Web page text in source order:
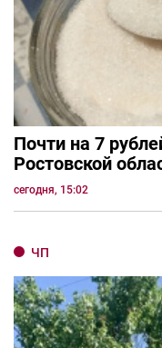
Почти на 7
Ростовской
сегодня, 15:02
ЧП